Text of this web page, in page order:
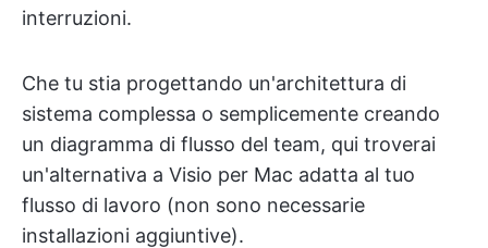
interruzioni.
Che tu stia progettando un'architettura di
sistema complessa o semplicemente creando
un diagramma di flusso del team, qui troverai
un'alternativa a Visio per Mac adatta al tuo
flusso di lavoro (non sono necessarie
installazioni aggiuntive).